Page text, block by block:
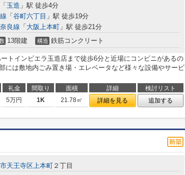
「 玉造 」駅 徒歩4分
「 谷町六丁目 」駅 徒歩19分
良線 「 大阪上本町 」駅 徒歩21分
13階建 構造 鉄筋コンクリート
トインビエラ玉造店まで徒歩6分と近場にコンビニがあるの
には敷地内ごみ置き場・エレベータなど様々な設備やサービ
礼金 間取り 面積 詳細
検討リスト
5万円 1K 21.78㎡ 詳細を見る 追加する
天王寺区上本町 ２丁目